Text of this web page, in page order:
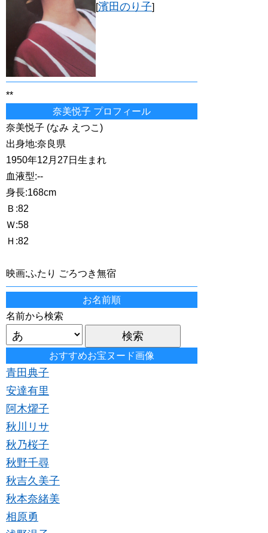
[濱田のり子]
**
奈美悦子 プロフィール
奈美悦子 (なみ えつこ)
出身地:奈良県
1950年12月27日生まれ
血液型:--
身長:168cm
Ｂ:82
Ｗ:58
Ｈ:82
映画:ふたり ごろつき無宿
お名前順
名前から検索
おすすめお宝ヌード画像
青田典子
安達有里
阿木燿子
秋川リサ
秋乃桜子
秋野千尋
秋吉久美子
秋本奈緒美
相原勇